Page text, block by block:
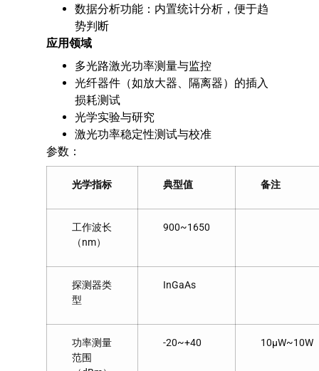
数据分析功能：内置统计分析，便于趋
势判断
应用领域​
多光路激光功率测量与监控
光纤器件（如放大器、隔离器）的插入
损耗测试
光学实验与研究
激光功率稳定性测试与校准
参数：
光学指标 典型值 备注
工作波长
（nm）
900~1650
探测器类
型
InGaAs
功率测量
范围
-20~+40 10μW~10W